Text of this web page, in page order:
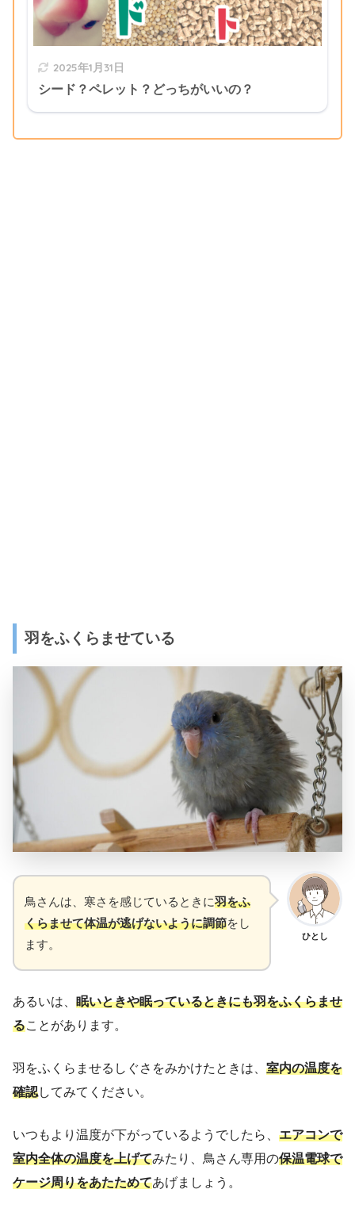
2025年1月31日
シード？ペレット？どっちがいいの？
羽をふくらませている
ひとし
鳥さんは、寒さを感じているときに羽をふ
くらませて体温が逃げないように調節をし
ます。
あるいは、 眠いときや眠っているときにも羽をふくらませ
ることがあります。
羽をふくらませるしぐさをみかけたときは、 室内の温度を
確認してみてください。
いつもより温度が下がっているようでしたら、 エアコンで
室内全体の温度を上げてみたり、鳥さん専用の保温電球で
ケージ周りをあたためてあげましょう。